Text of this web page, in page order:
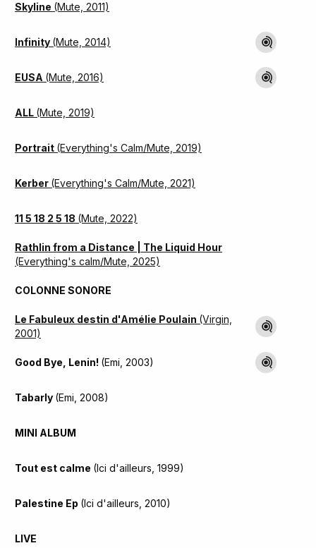
Skyline (Mute, 2011)
Infinity (Mute, 2014)
EUSA (Mute, 2016)
ALL (Mute, 2019)
Portrait (Everything's Calm/Mute, 2019)
Kerber (Everything's Calm/Mute, 2021)
11 5 18 2 5 18 (Mute, 2022)
Rathlin from a Distance | The Liquid Hour
(Everything's calm/Mute, 2025)
COLONNE SONORE
Le Fabuleux destin d'Amélie Poulain (Virgin,
2001)
Good Bye, Lenin! (Emi, 2003)
Tabarly (Emi, 2008)
MINI ALBUM
Tout est calme (Ici d'ailleurs, 1999)
Palestine Ep (Ici d'ailleurs, 2010)
LIVE